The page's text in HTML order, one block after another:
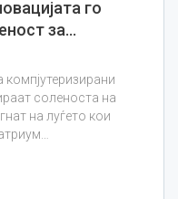
го
за…
компјутеризирани
соленоста на
на луѓето кои